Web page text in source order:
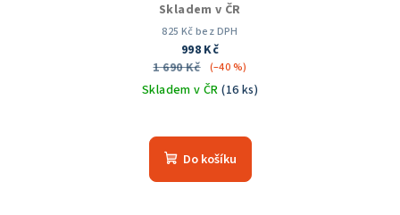
Skladem v ČR
825 Kč bez DPH
998 Kč
1 690 Kč
(–40 %)
Skladem v ČR(16 ks)
hodnocení
produktu
Do košíku